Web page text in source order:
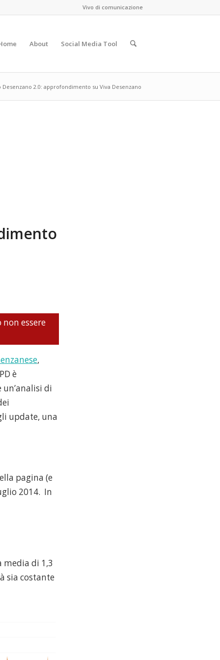
Vivo di comunicazione
About Social Media Tool
Desenzano 2.0: approfondimento su Viva Desenzano
essere
,
è
di
update, una
pagina (e
2014. In
media di 1,3
sia costante